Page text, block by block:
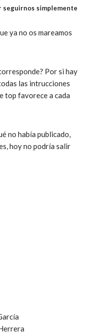
seguirnos simplemente
ya no os mareamos
Por si hay
las intrucciones
top favorece a cada
no había publicado,
hoy no podría salir